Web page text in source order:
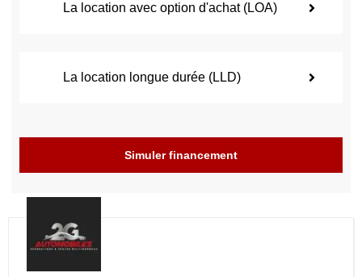
La location avec option d'achat (LOA)
La location longue durée (LLD)
Simuler financement